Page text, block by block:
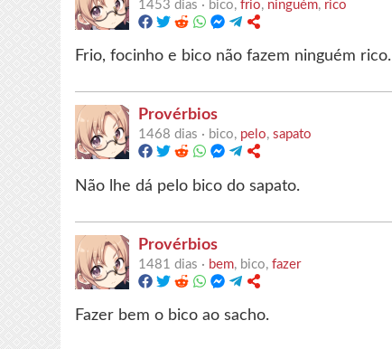
1453 dias · bico,frio, ninguém, rico
Frio, focinho e bico não fazem ninguém rico.
Provérbios
1468 dias · bico, pelo,sapato
Não lhe dá pelo bico do sapato.
Provérbios
1481 dias · bem, bico,fazer
Fazer bem o bico ao sacho.